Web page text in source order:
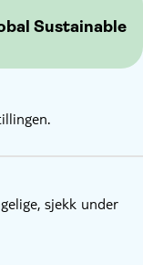
Sustainable
sjekk under